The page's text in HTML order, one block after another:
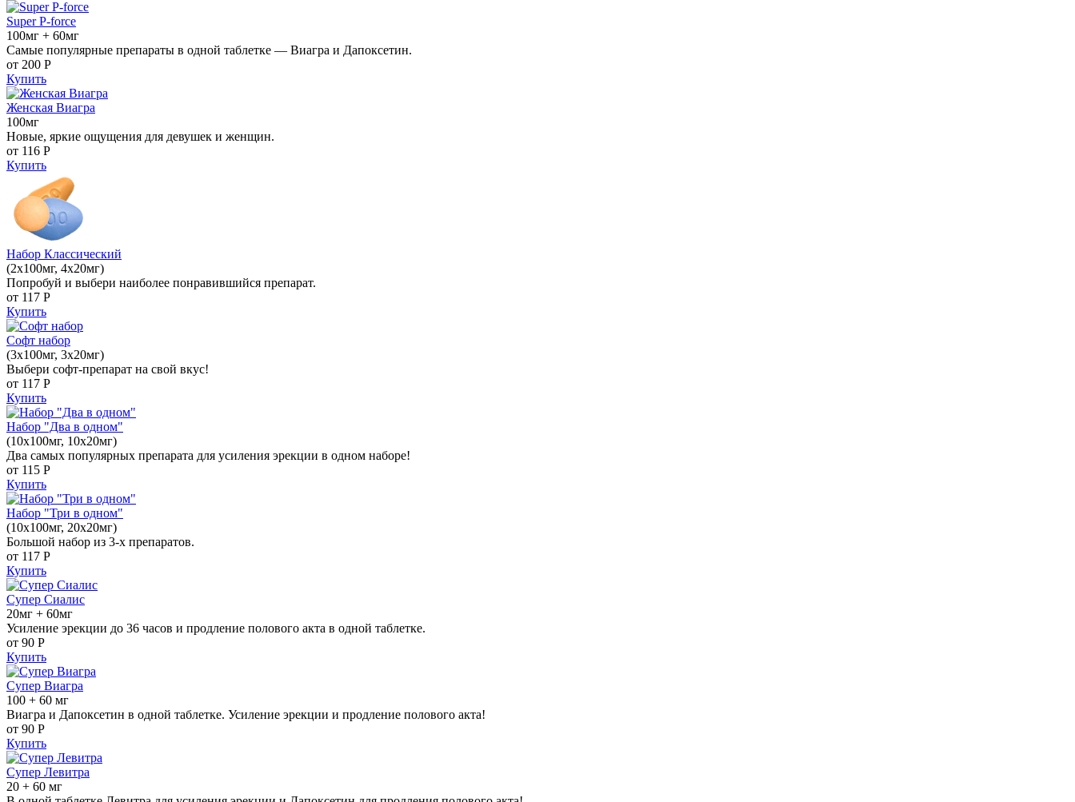
Super P-force
100мг + 60мг
Самые популярные препараты в одной таблетке — Виагра и Дапоксетин.
от 200 Р
Купить
Женская Виагра
100мг
Новые, яркие ощущения для девушек и женщин.
от 116 Р
Купить
Набор Классический
(2x100мг, 4x20мг)
Попробуй и выбери наиболее понравившийся препарат.
от 117 Р
Купить
Софт набор
(3x100мг, 3x20мг)
Выбери софт-препарат на свой вкус!
от 117 Р
Купить
Набор "Два в одном"
(10x100мг, 10x20мг)
Два самых популярных препарата для усиления эрекции в одном наборе!
от 115 Р
Купить
Набор "Три в одном"
(10x100мг, 20x20мг)
Большой набор из 3-х препаратов.
от 117 Р
Купить
Супер Сиалис
20мг + 60мг
Усиление эрекции до 36 часов и продление полового акта в одной таблетке.
от 90 Р
Купить
Супер Виагра
100 + 60 мг
Виагра и Дапоксетин в одной таблетке. Усиление эрекции и продление полового акта!
от 90 Р
Купить
Супер Левитра
20 + 60 мг